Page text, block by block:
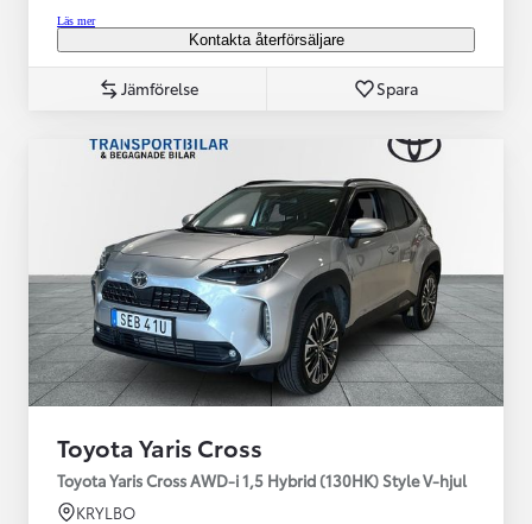
Läs mer
Kontakta återförsäljare
Jämförelse Spara
Toyota Yaris Cross
Toyota Yaris Cross AWD-i 1,5 Hybrid (130HK) Style V-hjul
KRYLBO